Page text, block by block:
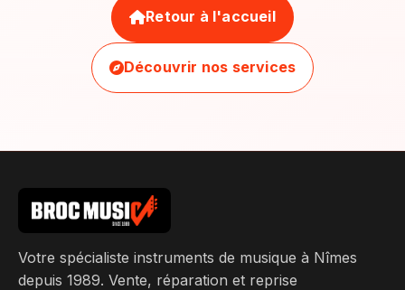
Retour à l'accueil
Découvrir nos services
Votre spécialiste instruments de musique à Nîmes
depuis 1989. Vente, réparation et reprise